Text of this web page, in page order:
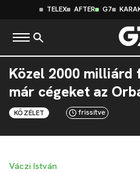
TELEX AFTER G7
Közel 2000
már cégeket az
KÖZÉLET frissítve
Váczi István